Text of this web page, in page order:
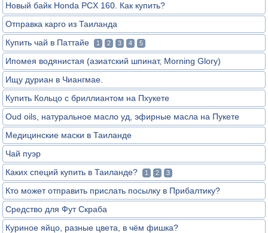
Новый байк Honda PCX 160. Как купить?
Отправка карго из Таиланда
Купить чай в Паттайе
1 2 3 4 5
Ипомея водянистая (азиатский шпинат, Morning Glory)
Ищу дуриан в Чиангмае.
Купить Кольцо с бриллиантом на Пхукете
Oud oils, натуральное масло уд, эфирные масла на Пукете
Медицинские маски в Таиланде
Чай пуэр
Каких специй купить в Таиланде?
1 2 3
Кто может отправить прислать посылку в Прибалтику?
Средство для Фут Скраба
Куриное яйцо, разные цвета, в чём фишка?